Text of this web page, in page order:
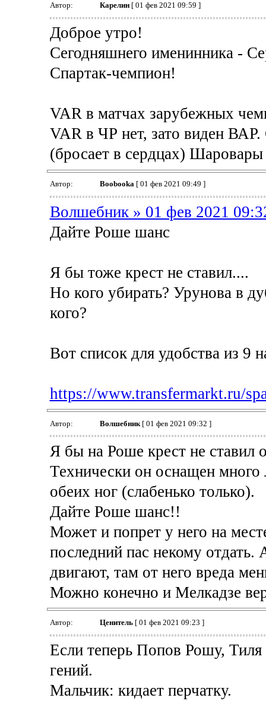
Автор: Карелин[ 01 фев 2021 09:59 ]
Доброе утро!
Сегодняшнего именинника -
Спартак-чемпион!
VAR в матчах зарубежных
VAR в ЧР нет, зато виден
(бросает в сердцах) Шаровары
Автор: Boobooka[ 01 фев 2021 09:49 ]
Волшебник » 01 фев 2021
Дайте Роше шанс
Я бы тоже крест не ставил....
Но кого убирать? Урунова в
кого?
Вот список для удобства из 9
https://www.transfermarkt.ru/
Автор: Волшебник[ 01 фев 2021 09:32 ]
Я бы на Роше крест не ставил
Технически он оснащен
обеих ног (слабенько только).
Дайте Роше шанс!!
Может и попрет у него на
последний пас некому отдать.
двигают, там от него вреда
Можно конечно и Мелкадзе
Автор: Ценитель[ 01 фев 2021 09:23 ]
Если теперь Попов Рошу,
гений.
Мальчик: кидает перчатку.